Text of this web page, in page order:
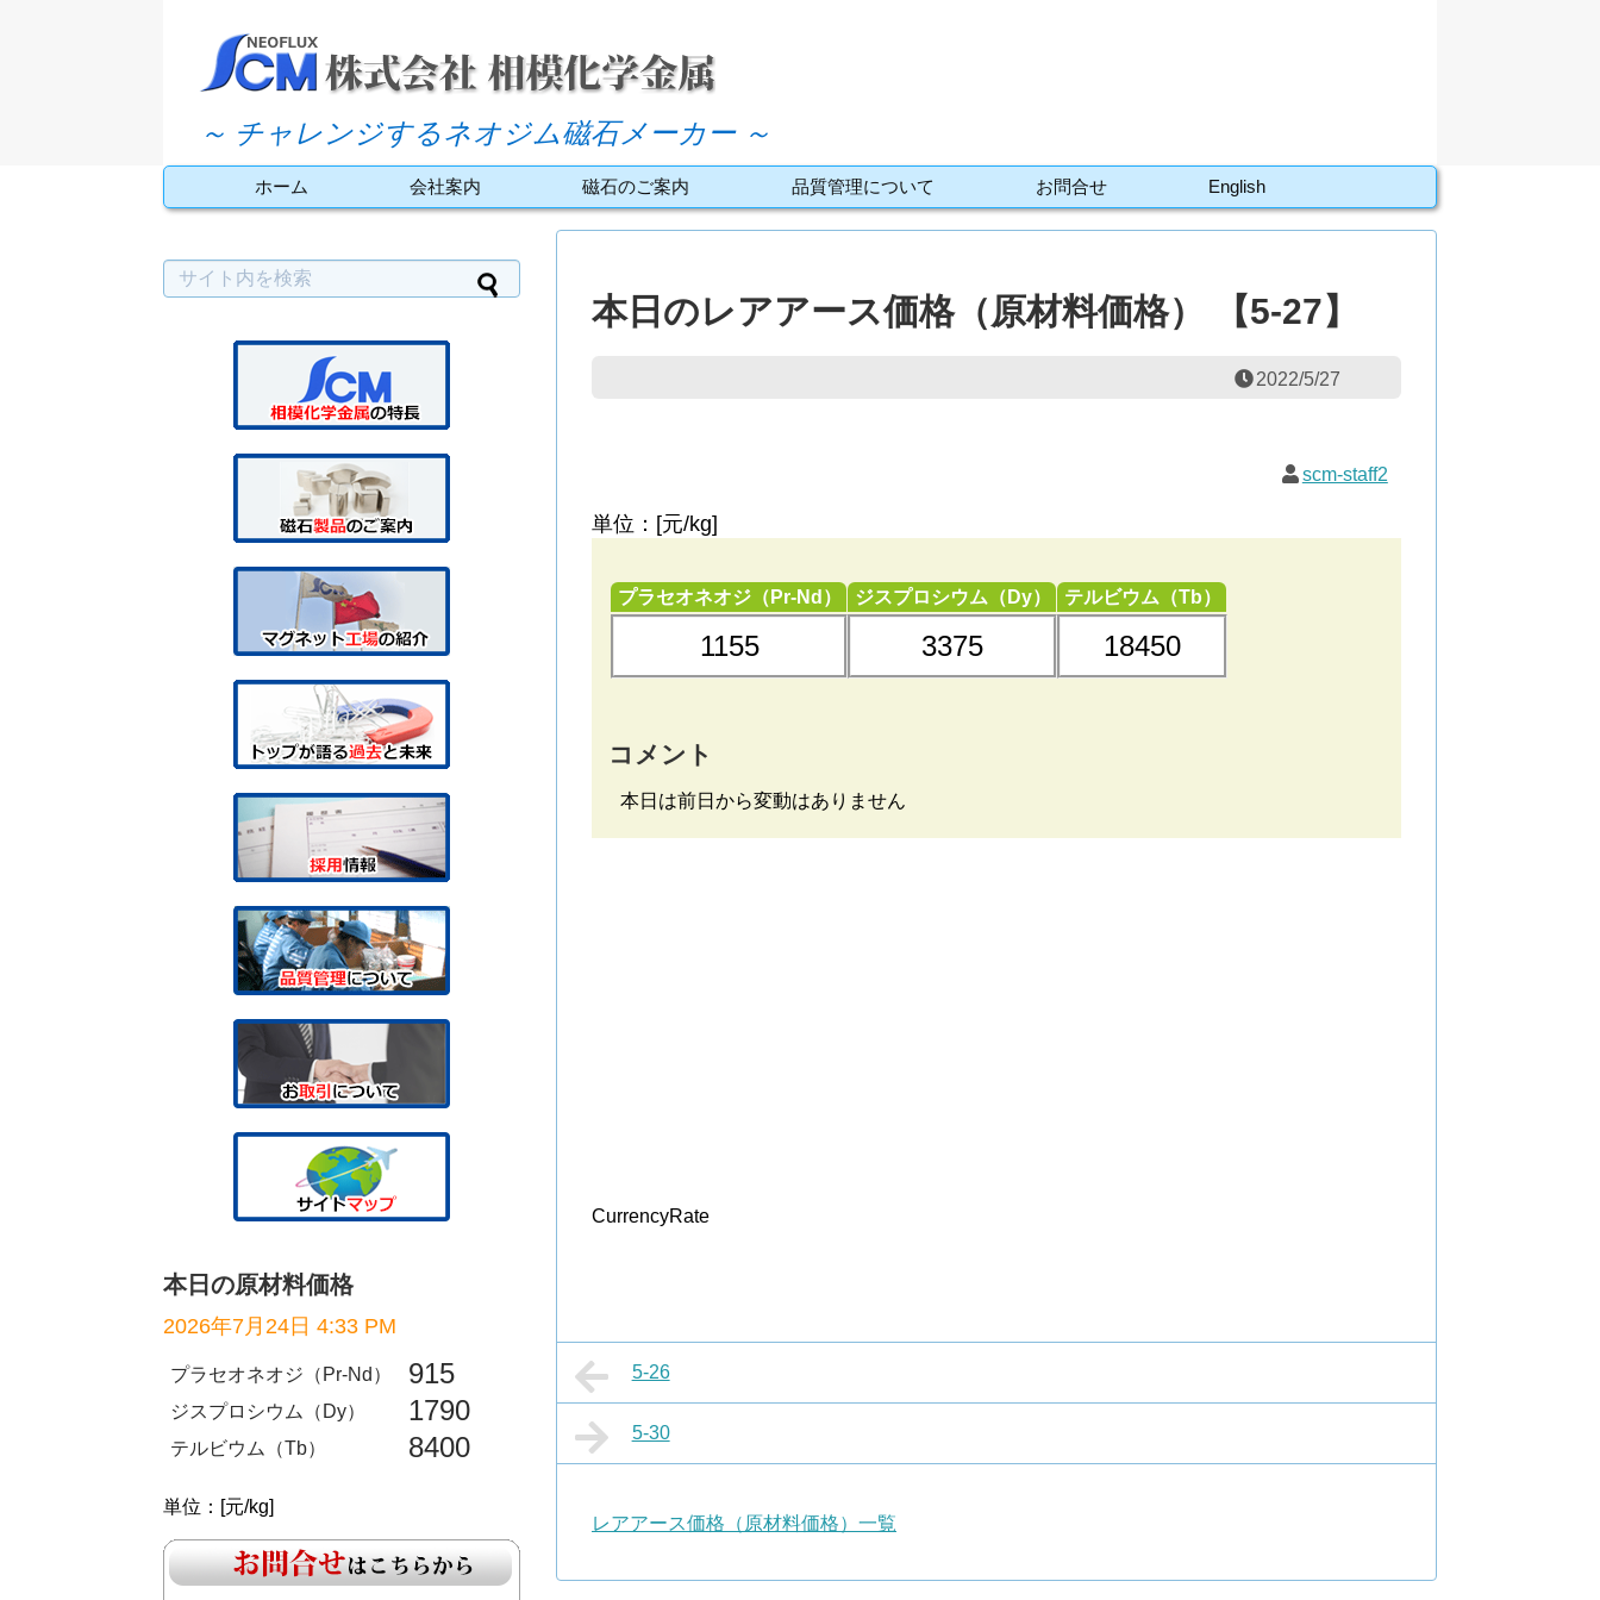
～ チャレンジするネオジム磁石メーカー ～
ホーム 会社案内 磁石のご案内 品質管理について お問合せ English
本日のレアアース価格（原材料価格） 【5-27】
2022/5/27
scm-staff2
単位：[元/kg]
プラセオネオジ（Pr-Nd）
1155
ジスプロシウム（Dy）
3375
テルビウム（Tb）
18450
コメント
本日は前日から変動はありません
CurrencyRate
5-26
5-30
レアアース価格（原材料価格）一覧
本日の原材料価格
2026年7月24日 4:33 PM
プラセオネオジ（Pr-Nd） 915
ジスプロシウム（Dy） 1790
テルビウム（Tb） 8400
単位：[元/kg]